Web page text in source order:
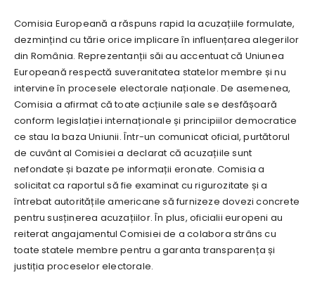
Comisia Europeană a răspuns rapid la acuzațiile formulate,
dezmințind cu tărie orice implicare în influențarea alegerilor
din România. Reprezentanții săi au accentuat că Uniunea
Europeană respectă suveranitatea statelor membre și nu
intervine în procesele electorale naționale. De asemenea,
Comisia a afirmat că toate acțiunile sale se desfășoară
conform legislației internaționale și principiilor democratice
ce stau la baza Uniunii. Într-un comunicat oficial, purtătorul
de cuvânt al Comisiei a declarat că acuzațiile sunt
nefondate și bazate pe informații eronate. Comisia a
solicitat ca raportul să fie examinat cu rigurozitate și a
întrebat autoritățile americane să furnizeze dovezi concrete
pentru susținerea acuzațiilor. În plus, oficialii europeni au
reiterat angajamentul Comisiei de a colabora strâns cu
toate statele membre pentru a garanta transparența și
justiția proceselor electorale.